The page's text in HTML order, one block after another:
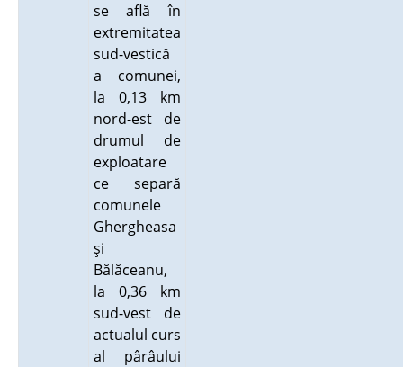
se află în
extremitatea
sud-vestică
a comunei,
la 0,13 km
nord-est de
drumul de
exploatare
ce separă
comunele
Ghergheasa
şi
Bălăceanu,
la 0,36 km
sud-vest de
actualul curs
al pârâului